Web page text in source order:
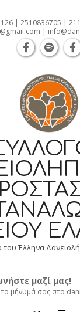
| 2510836705 |
|
του Έλληνα
μαζί μας!
το μήνυμά σας στο